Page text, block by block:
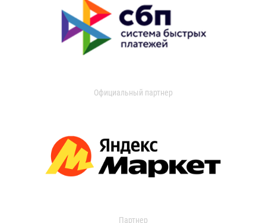
Официальный партнер
Партнер